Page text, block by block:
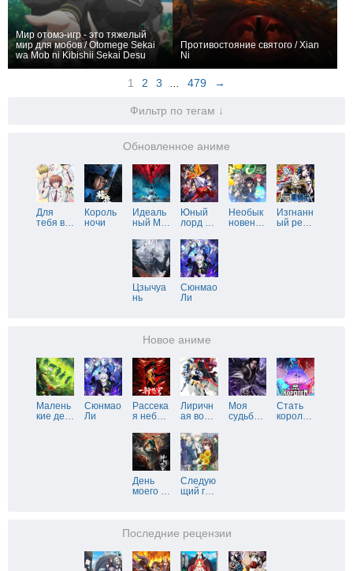
Мир отомэ-игр - это тяжелый
мир для мобов / Otomege Sekai
wa Mob ni Kibishii Sekai Desu
Противостояние святого / Xian
Ni
1 2 3 479 →
Фильтр по тегам ↓
Обновленное аниме
Для
тебя в…
Король
ночи
Идеаль
ный М …
Юный
лорд …
Необык
новен…
Изгнанн
ый ре…
Цзычуа
нь
Сюнмао
Ли
Новое аниме
Малень
кие де…
Сюнмао
Ли
Рассека
я неб…
Лиричн
ая во…
Моя
судьб…
Стать
корол…
День
моего …
Следую
щий г…
Последние рецензии